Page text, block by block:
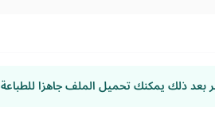
ذلك يمكنك تحميل الملف جاهزا للطباعة